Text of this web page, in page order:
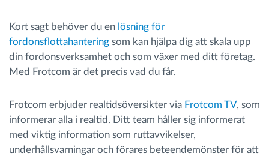
Kort sagt behöver du en lösning för
fordonsflottahantering som kan hjälpa dig att skala upp
din fordonsverksamhet och som växer med ditt företag.
Med Frotcom är det precis vad du får.
Frotcom erbjuder realtidsöversikter via Frotcom TV, som
informerar alla i realtid. Ditt team håller sig informerat
med viktig information som ruttavvikelser,
underhållsvarningar och förares beteendemönster för att